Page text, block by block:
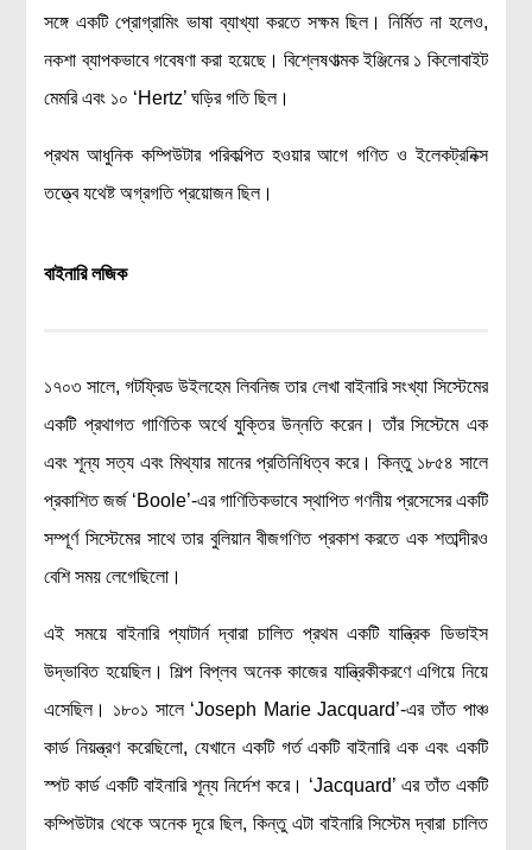
প্রবেশ
নিবন্ধন
আপনার প্রোফাইল
বিজ্ঞানযাত্রায় লেখা জমা দেয়ার নির্দেশনাসমূহ
তথ্য ও যোগাযোগ
বৈজ্ঞানিক কল্পকাহিনী
লজিক এবং ফ্যালাসি
রিভিউ (বই/মুভি/সিরিজ)
আবিষ্কারের গল্প
বিজ্ঞান নিয়ে কার্টুন
বাংলাদেশের কথা
সঙ্গে একটি প্রোগ্রামিং ভাষা ব্যাখ্যা করতে সক্ষম ছিল। নির্মিত না হলেও,
নকশা ব্যাপকভাবে গবেষণা করা হয়েছে। বিশ্লেষণাত্মক ইঞ্জিনের ১ কিলোবাইট
মেমরি এবং ১০ ‘Hertz’ ঘড়ির গতি ছিল।
প্রথম আধুনিক কম্পিউটার পরিকল্পিত হওয়ার আগে গণিত ও ইলেকট্রনিক্স
তত্ত্বে যথেষ্ট অগ্রগতি প্রয়োজন ছিল।
বাইনারি লজিক
১৭০৩ সালে, গটফ্রিড উইলহেম লিবনিজ তার লেখা বাইনারি সংখ্যা সিস্টেমের
একটি প্রথাগত গাণিতিক অর্থে যুক্তির উন্নতি করেন। তাঁর সিস্টেমে এক
এবং শূন্য সত্য এবং মিথ্যার মানের প্রতিনিধিত্ব করে। কিন্তু ১৮৫৪ সালে
প্রকাশিত জর্জ ‘Boole’-এর গাণিতিকভাবে স্থাপিত গণনীয় প্রসেসের একটি
সম্পূর্ণ সিস্টেমের সাথে তার বুলিয়ান বীজগণিত প্রকাশ করতে এক শতাব্দীরও
বেশি সময় লেগেছিলো।
এই সময়ে বাইনারি প্যাটার্ন দ্বারা চালিত প্রথম একটি যান্ত্রিক ডিভাইস
উদ্ভাবিত হয়েছিল। শিল্প বিপ্লব অনেক কাজের যান্ত্রিকীকরণে এগিয়ে নিয়ে
এসেছিল। ১৮০১ সালে ‘Joseph Marie Jacquard’-এর তাঁত পাঞ্চ
কার্ড নিয়ন্ত্রণ করেছিলো, যেখানে একটি গর্ত একটি বাইনারি এক এবং একটি
স্পট কার্ড একটি বাইনারি শূন্য নির্দেশ করে। ‘Jacquard’ এর তাঁত একটি
কম্পিউটার থেকে অনেক দূরে ছিল, কিন্তু এটা বাইনারি সিস্টেম দ্বারা চালিত